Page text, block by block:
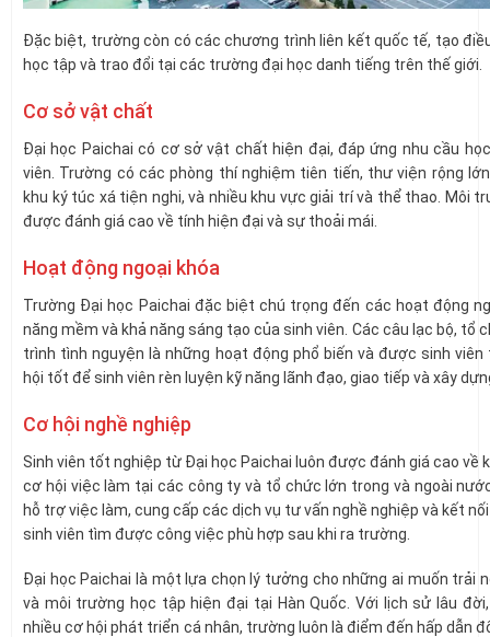
Đặc biệt, trường còn có các chương trình liên kết quốc tế, tạo
học tập và trao đổi tại các trường đại học danh tiếng trên thế giới.
Cơ sở vật chất
Đại học Paichai có cơ sở vật chất hiện đại, đáp ứng nhu cầu
viên. Trường có các phòng thí nghiệm tiên tiến, thư viện rộng
khu ký túc xá tiện nghi, và nhiều khu vực giải trí và thể thao. Môi
được đánh giá cao về tính hiện đại và sự thoải mái.
Hoạt động ngoại khóa
Trường Đại học Paichai đặc biệt chú trọng đến các hoạt động
năng mềm và khả năng sáng tạo của sinh viên. Các câu lạc bộ, tổ
trình tình nguyện là những hoạt động phổ biến và được sinh
hội tốt để sinh viên rèn luyện kỹ năng lãnh đạo, giao tiếp và xây
Cơ hội nghề nghiệp
Sinh viên tốt nghiệp từ Đại học Paichai luôn được đánh giá cao về
cơ hội việc làm tại các công ty và tổ chức lớn trong và ngoài
hỗ trợ việc làm, cung cấp các dịch vụ tư vấn nghề nghiệp và kết
sinh viên tìm được công việc phù hợp sau khi ra trường.
Đại học Paichai là một lựa chọn lý tưởng cho những ai muốn trải
và môi trường học tập hiện đại tại Hàn Quốc. Với lịch sử lâu
nhiều cơ hội phát triển cá nhân, trường luôn là điểm đến hấp dẫn